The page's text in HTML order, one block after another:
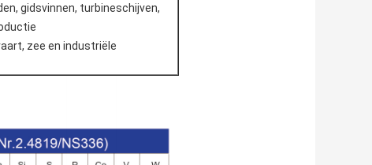
gidsvinnen, turbineschijven,
zee en industriële